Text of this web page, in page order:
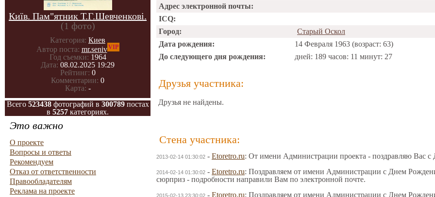
Київ. Пам"ятник Т.Г.Шевченкові.
(1 фото)
Категория: Киев
Автор поста: mr.senivVIP
Год съемки: 1964
Дата: 08.02.2025 19:29
Рейтинг: 0
Комментарии: 0
Карта: -
Всего 523438фотографий в 300789постах
в 5257 категориях.
Это важно
О проекте
Вопросы и ответы
Рекомендуем
Отказ от ответственности
Правообладателям
Реклама на проекте
Адрес электронной почты:
ICQ:
Город:
Старый Оскол
Дата рождения:
14 Февраля 1963 (возраст: 63)
До следующего дня рождения:
дней: 189 часов: 11 минут: 27
Друзья участника:
Друзья не найдены.
Стена участника:
2013-02-14 01:30:02 - Etoretro.ru: От имени Администрации проекта - поздравляю Вас
2014-02-14 01:30:02 - Etoretro.ru: Поздравляем от имени Администрации с Днем
сюрприз - подробности направили Вам по электронной почте.
2015-02-13 23:30:02 - Etoretro.ru: Поздравляем от имени Администрации с Днем